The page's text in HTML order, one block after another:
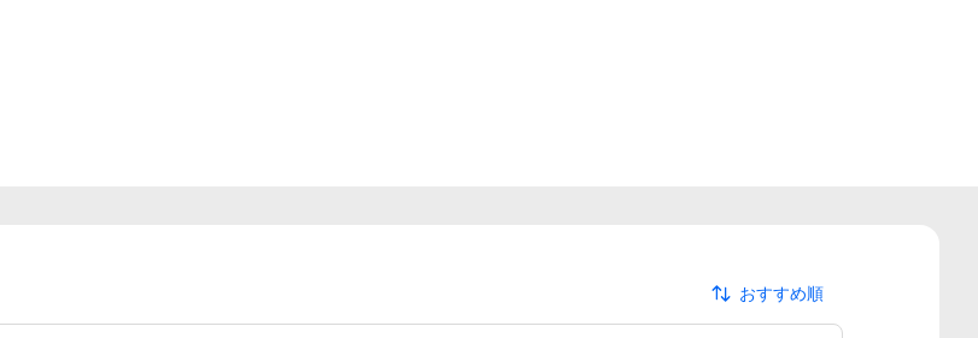
おすすめ順